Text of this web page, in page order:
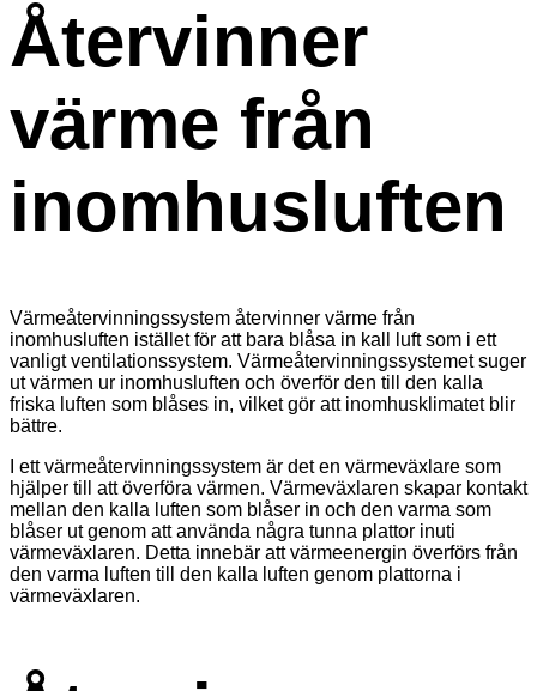
Återvinner
värme från
inomhusluften
Värmeåtervinningssystem återvinner värme från
inomhusluften istället för att bara blåsa in kall luft som i ett
vanligt ventilationssystem. Värmeåtervinningssystemet suger
ut värmen ur inomhusluften och överför den till den kalla
friska luften som blåses in, vilket gör att inomhusklimatet blir
bättre.
I ett värmeåtervinningssystem är det en värmeväxlare som
hjälper till att överföra värmen. Värmeväxlaren skapar kontakt
mellan den kalla luften som blåser in och den varma som
blåser ut genom att använda några tunna plattor inuti
värmeväxlaren. Detta innebär att värmeenergin överförs från
den varma luften till den kalla luften genom plattorna i
värmeväxlaren.